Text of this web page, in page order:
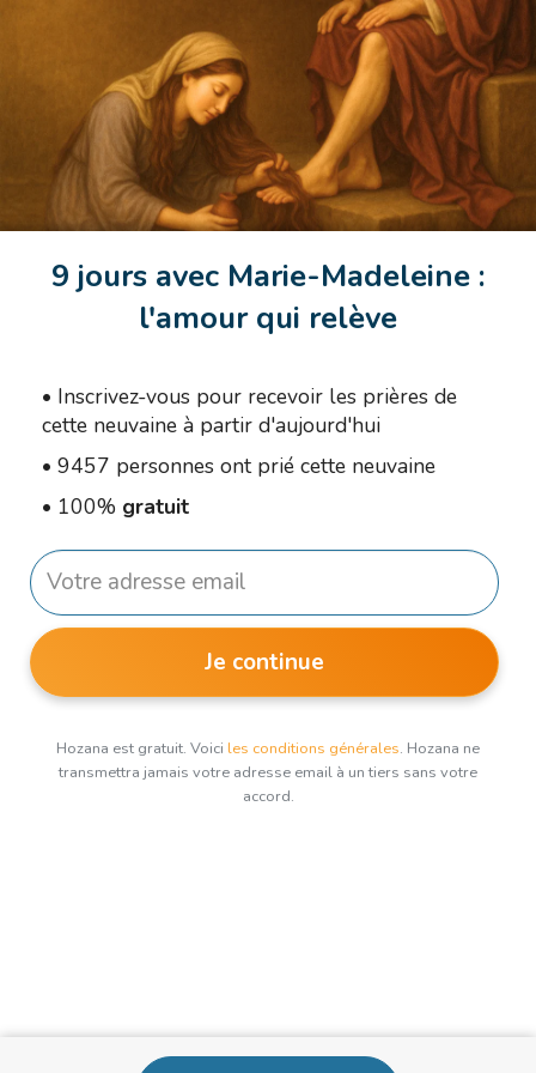
9 jours avec Marie-Madeleine :
l'amour qui relève
• Inscrivez-vous pour recevoir les prières de
cette neuvaine à partir d'aujourd'hui
• 9457 personnes ont prié cette neuvaine
• 100% gratuit
Je continue
Hozana est gratuit. Voici les conditions générales. Hozana ne
transmettra jamais votre adresse email à un tiers sans votre
accord.